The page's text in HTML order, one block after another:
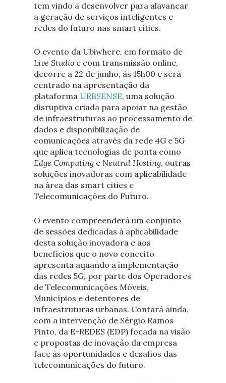
tem vindo a desenvolver para alavancar
a geração de serviços inteligentes e
redes do futuro nas smart cities.
O evento da Ubiwhere, em formato de
Live Studioe com transmissão online,
decorre a 22 de junho, às 15h00 e será
centrado na apresentação da
plataforma URBSENSE, uma solução
disruptiva criada para apoiar na gestão
de infraestruturas ao processamento de
dados e disponibilização de
comunicações através da rede 4G e 5G
que aplica tecnologias de ponta como
Edge Computinge Neutral Hosting, outras
soluções inovadoras com aplicabilidade
na área das smart cities e
Telecomunicações do Futuro.
O evento compreenderá um conjunto
de sessões dedicadas à aplicabilidade
desta solução inovadora e aos
benefícios que o novo conceito
apresenta aquando a implementação
das redes 5G, por parte dos Operadores
de Telecomunicações Móveis,
Municípios e detentores de
infraestruturas urbanas. Contará ainda,
com a intervenção de Sérgio Ramos
Pinto, da E-REDES (EDP) focada na visão
e propostas de inovação da empresa
face às oportunidades e desafios das
telecomunicações do futuro.